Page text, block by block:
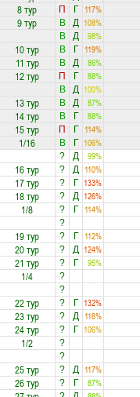
8 тур П Г 117%
9 тур В Д 108%
В Д 98%
10 тур В Г 119%
11 тур В Д 86%
12 тур П Г 88%
В Д 100%
13 тур В Д 87%
14 тур В Г 88%
15 тур П Г 114%
1/16 В Г 106%
? Д 99%
16 тур ? Д 110%
17 тур ? Г 133%
18 тур ? Д 126%
1/8 ? Г 114%
?
19 тур ? Г 112%
20 тур ? Д 124%
21 тур ? Г 95%
1/4 ?
?
22 тур ? Г 132%
23 тур ? Д 116%
24 тур ? Г 106%
1/2 ?
?
25 тур ? Д 117%
26 тур ? Г 87%